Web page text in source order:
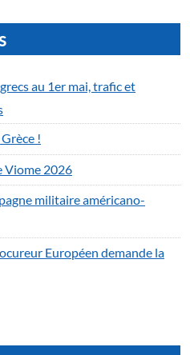
au 1er mai, trafic et
!
Viome 2026
militaire américano-
Européen demande la